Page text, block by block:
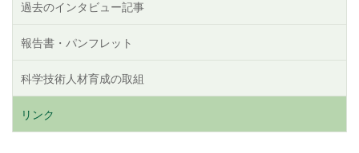
過去のインタビュー記事
報告書・パンフレット
科学技術人材育成の取組
リンク